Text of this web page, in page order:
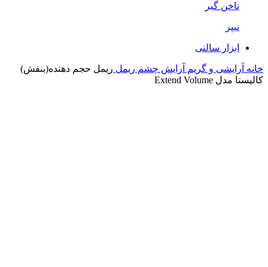
ناخن گیر
نیپر
ابزار سالنی
خانه آرایشی و گریم آرایش چشم ریمل ریمل حجم دهنده(بنفش)
کالیستا مدل Extend Volume